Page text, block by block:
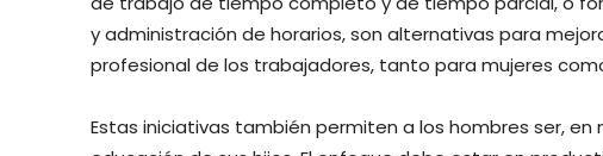
y administración de horarios, son alternativas para
profesional de los trabajadores, tanto para mujeres
Estas iniciativas también permiten a los hombres ser,